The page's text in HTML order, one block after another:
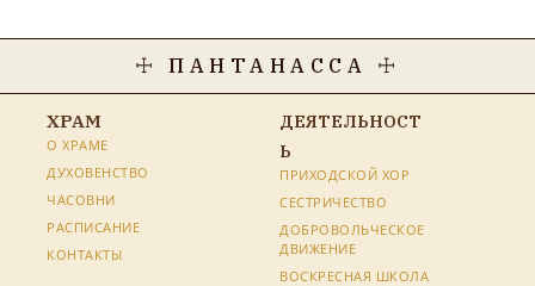
☩ ПАНТАНАССА ☩
ХРАМ
О ХРАМЕ
ДУХОВЕНСТВО
ЧАСОВНИ
РАСПИСАНИЕ
КОНТАКТЫ
ДЕЯТЕЛЬНОСТ
Ь
ПРИХОДСКОЙ ХОР
СЕСТРИЧЕСТВО
ДОБРОВОЛЬЧЕСКОЕ
ДВИЖЕНИЕ
ВОСКРЕСНАЯ ШКОЛА